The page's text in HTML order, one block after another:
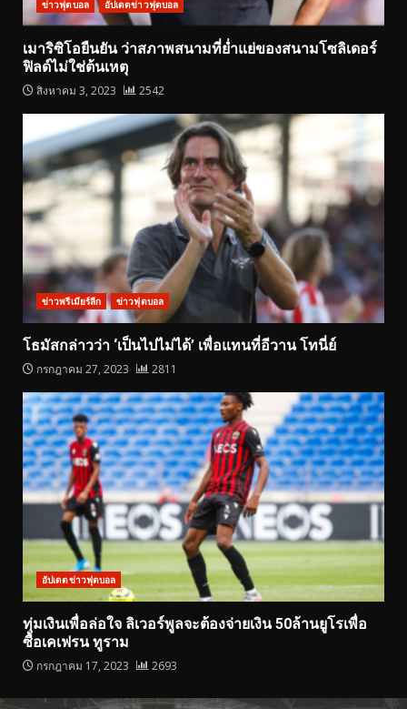
ข่าวฟุตบอล อัปเดตข่าวฟุตบอล
เมาริซิโอยืนยัน ว่าสภาพสนามที่ย่ำแย่ของสนามโซลิเดอร์
ฟิลด์ไม่ใช่ต้นเหตุ
สิงหาคม 3, 2023 2542
ข่าวพรีเมียร์ลีก ข่าวฟุตบอล
โธมัสกล่าวว่า ‘เป็นไปไม่ได้’ เพื่อแทนที่อีวาน โทนี่ย์
กรกฎาคม 27, 2023 2811
อัปเดตข่าวฟุตบอล
ทุ่มเงินเพื่อล่อใจ ลิเวอร์พูลจะต้องจ่ายเงิน 50ล้านยูโรเพื่อ
ซื้อเคเฟรน ทูราม
กรกฎาคม 17, 2023 2693